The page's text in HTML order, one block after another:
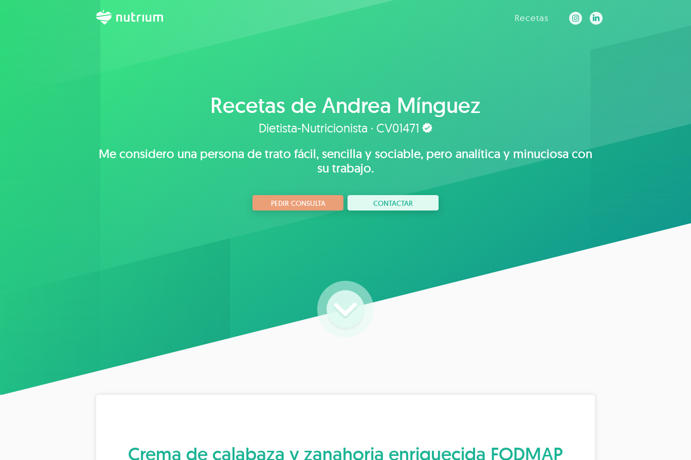
Recetas
Recetas de Andrea Mínguez
Dietista-Nutricionista · CV01471
Me considero una persona de trato fácil, sencilla y sociable, pero analítica y minuciosa con
su trabajo.
PEDIR CONSULTA CONTACTAR
Crema de calabaza y zanahoria enriquecida FODMAP